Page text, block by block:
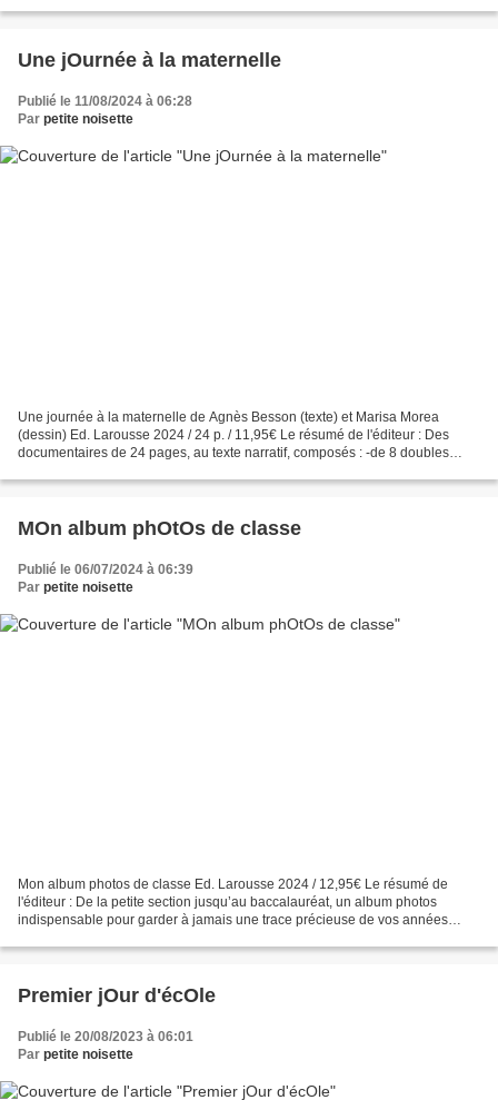
Une jOurnée à la maternelle
Publié le 11/08/2024 à 06:28
Par petite noisette
Une journée à la maternelle de Agnès Besson (texte) et Marisa Morea
(dessin) Ed. Larousse 2024 / 24 p. / 11,95€ Le résumé de l'éditeur : Des
documentaires de 24 pages, au texte narratif, composés : -de 8 doubles
MOn album phOtOs de classe
Publié le 06/07/2024 à 06:39
Par petite noisette
Mon album photos de classe Ed. Larousse 2024 / 12,95€ Le résumé de
l'éditeur : De la petite section jusqu’au baccalauréat, un album photos
indispensable pour garder à jamais une trace précieuse de vos années
Premier jOur d'écOle
Publié le 20/08/2023 à 06:01
Par petite noisette